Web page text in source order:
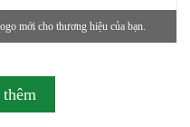
mới cho thương hiệu của bạn.